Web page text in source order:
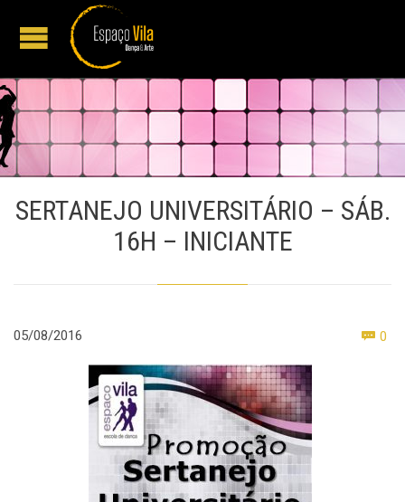
SERTANEJO UNIVERSITÁRIO – SÁB.
16H – INICIANTE
05/08/2016  0